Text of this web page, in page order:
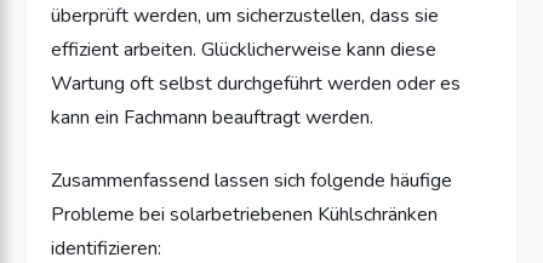
überprüft werden, um sicherzustellen, dass sie
effizient arbeiten. Glücklicherweise kann diese
Wartung oft selbst durchgeführt werden oder es
kann ein Fachmann beauftragt werden.
Zusammenfassend lassen sich folgende häufige
Probleme bei solarbetriebenen Kühlschränken
identifizieren: